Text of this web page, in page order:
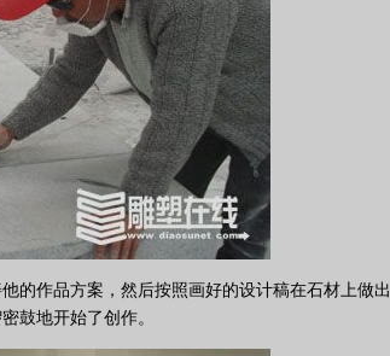
的作品方案，然后按照画好的设计稿在石材上做出
鼓地开始了创作。